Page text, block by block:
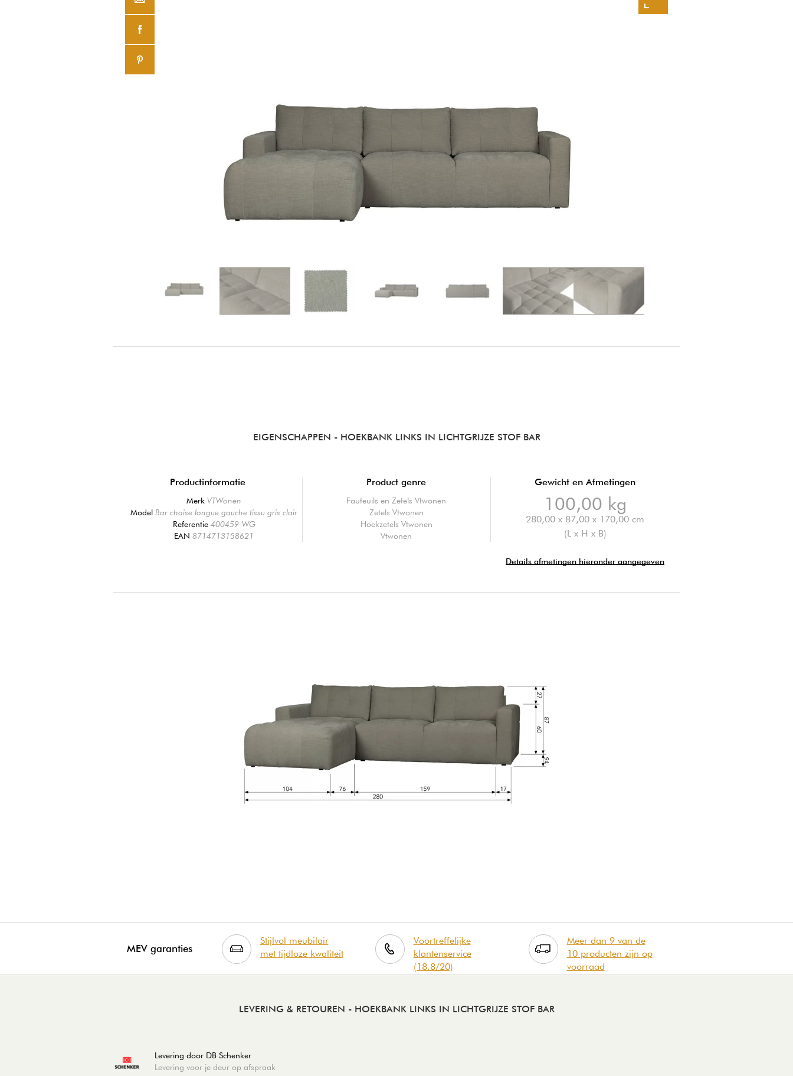
EIGENSCHAPPEN - HOEKBANK LINKS IN LICHTGRIJZE STOF BAR
Productinformatie
MerkVTWonen
ModelBar chaise longue gauche tissu gris clair
Referentie 400459-WG
EAN8714713158621
Product genre
Fauteuils en Zetels Vtwonen
Zetels Vtwonen
Hoekzetels Vtwonen
Vtwonen
Gewicht en Afmetingen
100,00 kg
280,00 x 87,00 x 170,00 cm
(L x H x B)
Details afmetingen hieronder aangegeven
MEV garanties
Stijlvol meubilair
met tijdloze kwaliteit
Voortreffelijke
klantenservice
(18.8/20)
Meer dan 9 van de
10 producten zijn op
voorraad
LEVERING & RETOUREN - HOEKBANK LINKS IN LICHTGRIJZE STOF BAR
Levering door DB Schenker
Levering voor je deur op afspraak